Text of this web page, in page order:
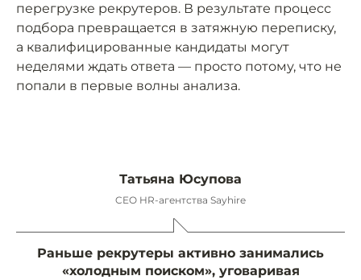
перегрузке рекрутеров. В результате процесс
подбора превращается в затяжную переписку,
а квалифицированные кандидаты могут
неделями ждать ответа — просто потому, что не
попали в первые волны анализа.
Татьяна Юсупова
CEO HR-агентства Sayhire
Раньше рекрутеры активно занимались
«холодным поиском», уговаривая